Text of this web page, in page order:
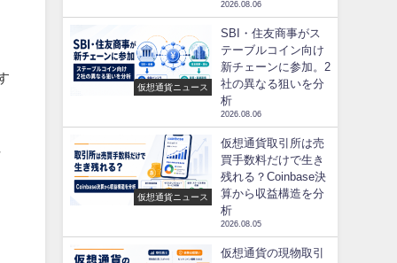
2026.08.06
仮想通貨ニュース
SBI・住友商事がス
テーブルコイン向け
新チェーンに参加。2
社の異なる狙いを分
析
2026.08.06
仮想通貨ニュース
仮想通貨取引所は売
買手数料だけで生き
残れる？Coinbase決
算から収益構造を分
析
2026.08.05
仮想通貨の現物取引